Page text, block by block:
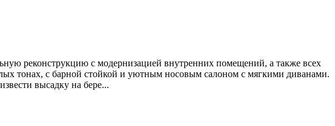
реконструкцию с модернизацией внутренних помещений, а также всех
тонах, с барной стойкой и уютным носовым салоном с мягкими диванами.
высадку на бере...